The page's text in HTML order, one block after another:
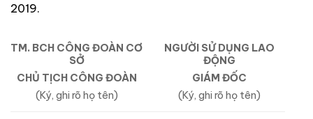
2019.
TM. BCH CÔNG ĐOÀN CƠ
SỞ
CHỦ TỊCH CÔNG ĐOÀN
(Ký, ghi rõ họ tên)
NGƯỜI SỬ DỤNG LAO
ĐỘNG
GIÁM ĐỐC
(Ký, ghi rõ họ tên)